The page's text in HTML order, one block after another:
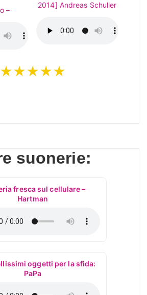
–
2014] Andreas Schuller
★★★★★
suonerie:
fresca sul cellulare –
Hartman
oggetti per la sfida:
PaPa